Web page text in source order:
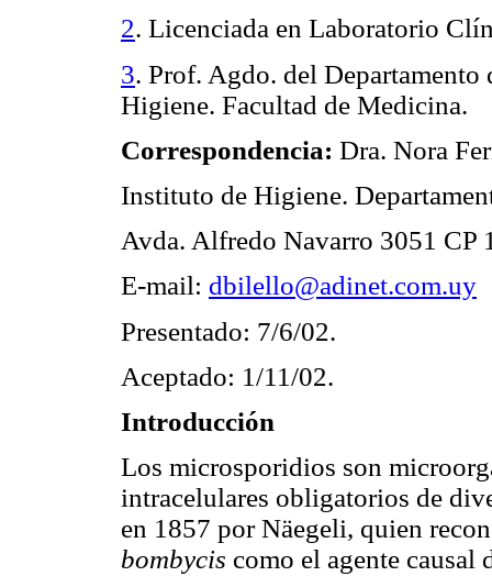
2. Licenciada en Laboratorio
3. Prof. Agdo. del
Higiene. Facultad de Medicina.
Correspondencia: Dra. Nora
Instituto de Higiene.
Avda. Alfredo Navarro 3051
E-mail: dbilello@adinet.com.uy
Presentado: 7/6/02.
Aceptado: 1/11/02.
Introducción
Los microsporidios son
intracelulares obligatorios de
en 1857 por Näegeli, quien
bombycis como el agente causal